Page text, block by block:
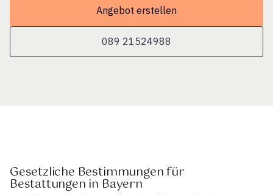
Angebot erstellen
089 21524988
Gesetzliche Bestimmungen für
Bestattungen in Bayern